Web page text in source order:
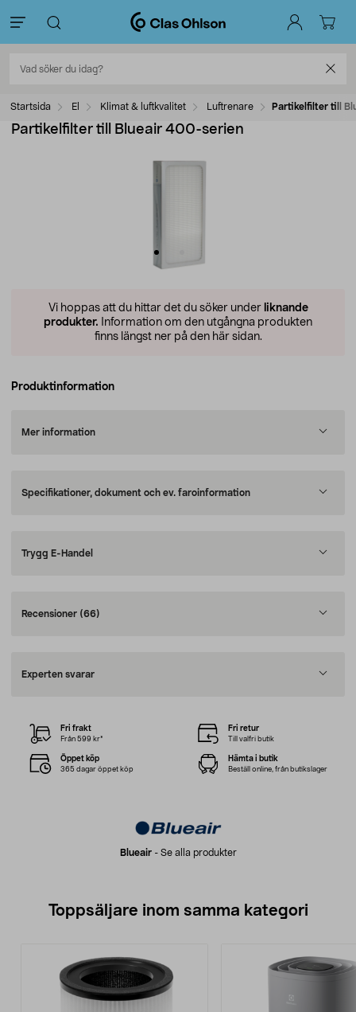
Startsida El Klimat & luftkvalitet Luftrenare Partikelfilter till
Partikelfilter till Blueair 400-serien
Vi hoppas att du hittar det du söker under liknande
produkter. Information om den utgångna produkten
finns längst ner på den här sidan.
Produktinformation
Mer information
Specifikationer, dokument och ev. faroinformation
Trygg E-Handel
Recensioner (66)
Experten svarar
Blueair- Se alla produkter
Fri frakt
Från 599 kr*
Fri retur
Till valfri butik
Öppet köp
365 dagar öppet köp
Hämta i butik
Beställ online, från butikslager
Toppsäljare inom samma kategori